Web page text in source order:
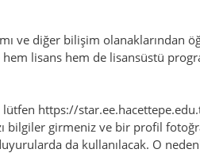
ve diğer bilişim olanaklarından
lisans hem de lisansüstü
lütfen https://
bilgiler girmeniz ve bir profil
da kullanılacak. O